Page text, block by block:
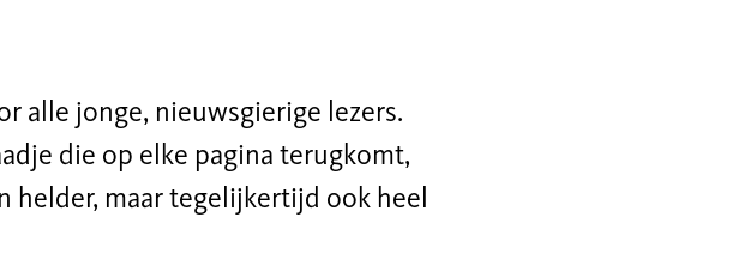
alle jonge, nieuwsgierige lezers.
die op elke pagina terugkomt,
helder, maar tegelijkertijd ook heel